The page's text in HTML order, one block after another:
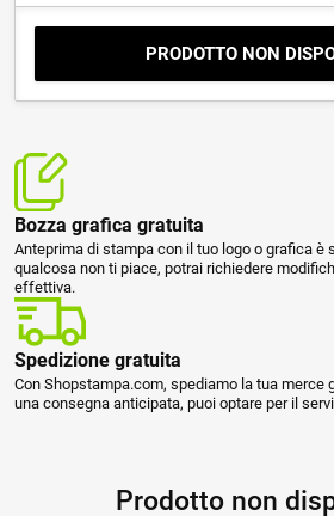
PRODOTTO NON
Bozza grafica gratuita
Anteprima di stampa con il tuo logo o grafica è
qualcosa non ti piace, potrai richiedere
effettiva.
Spedizione gratuita
Con Shopstampa.com, spediamo la tua merce
una consegna anticipata, puoi optare per il
Prodotto non